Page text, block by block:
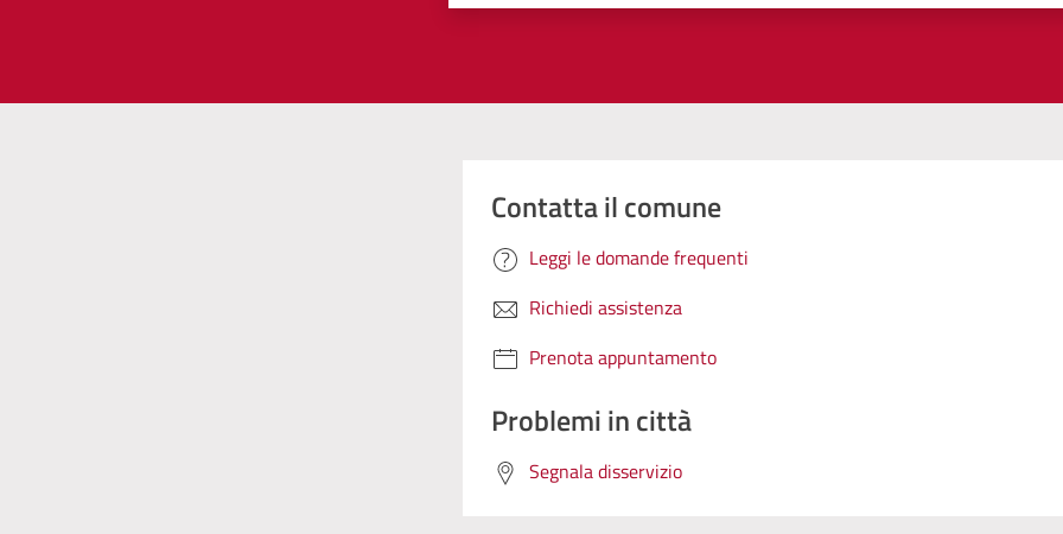
Contatta il comune
Leggi le domande frequenti
Richiedi assistenza
Prenota appuntamento
Problemi in città
Segnala disservizio